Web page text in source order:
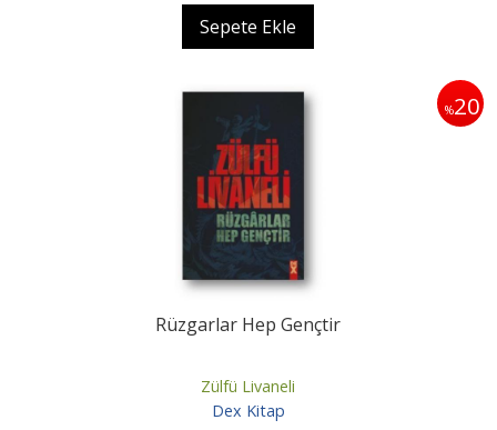
Sepete Ekle
%20
Rüzgarlar Hep Gençtir
Zülfü Livaneli
Dex Kitap